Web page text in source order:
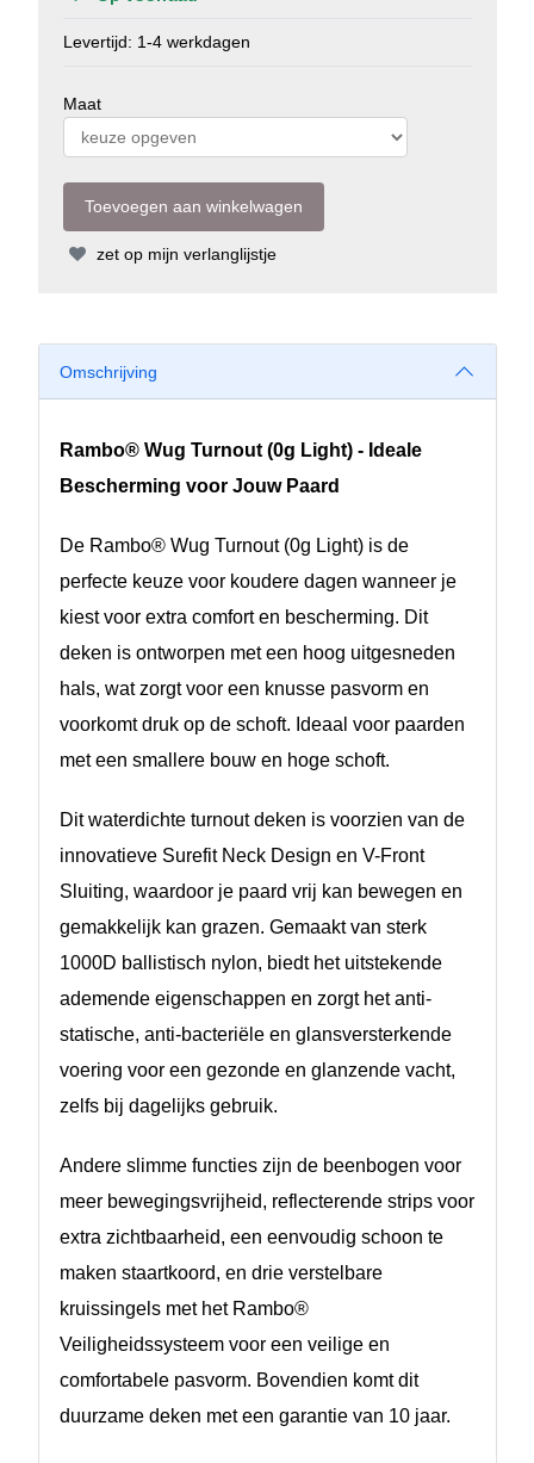
Levertijd: 1-4 werkdagen
Maat
zet op mijn verlanglijstje
Omschrijving
Rambo® Wug Turnout (0g Light) - Ideale
Bescherming voor Jouw Paard
De Rambo® Wug Turnout (0g Light) is de
perfecte keuze voor koudere dagen wanneer je
kiest voor extra comfort en bescherming. Dit
deken is ontworpen met een hoog uitgesneden
hals, wat zorgt voor een knusse pasvorm en
voorkomt druk op de schoft. Ideaal voor paarden
met een smallere bouw en hoge schoft.
Dit waterdichte turnout deken is voorzien van de
innovatieve Surefit Neck Design en V-Front
Sluiting, waardoor je paard vrij kan bewegen en
gemakkelijk kan grazen. Gemaakt van sterk
1000D ballistisch nylon, biedt het uitstekende
ademende eigenschappen en zorgt het anti-
statische, anti-bacteriële en glansversterkende
voering voor een gezonde en glanzende vacht,
zelfs bij dagelijks gebruik.
Andere slimme functies zijn de beenbogen voor
meer bewegingsvrijheid, reflecterende strips voor
extra zichtbaarheid, een eenvoudig schoon te
maken staartkoord, en drie verstelbare
kruissingels met het Rambo®
Veiligheidssysteem voor een veilige en
comfortabele pasvorm. Bovendien komt dit
duurzame deken met een garantie van 10 jaar.